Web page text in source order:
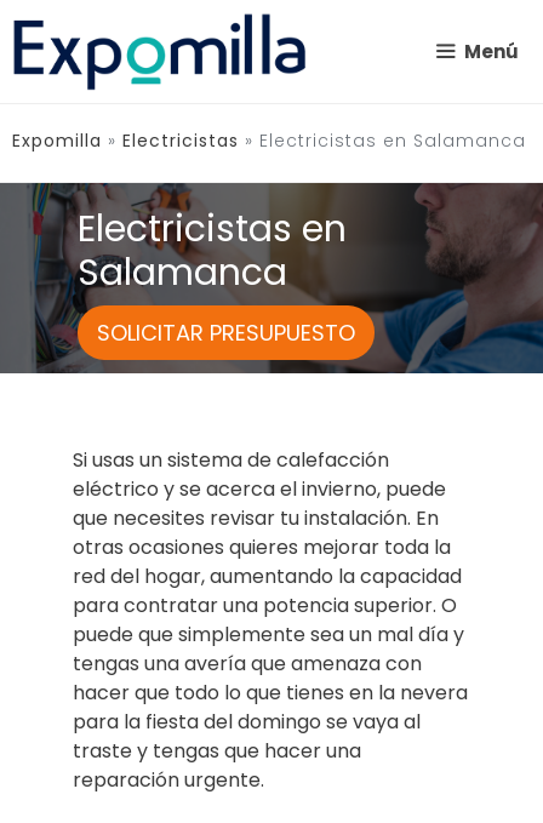
Saltar
contenido
Menú
Expomilla » Electricistas » Electricistas en Salamanca
Electricistas en
Salamanca
SOLICITAR PRESUPUESTO
Si usas un sistema de calefacción
eléctrico y se acerca el invierno, puede
que necesites revisar tu instalación. En
otras ocasiones quieres mejorar toda la
red del hogar, aumentando la capacidad
para contratar una potencia superior. O
puede que simplemente sea un mal día y
tengas una avería que amenaza con
hacer que todo lo que tienes en la nevera
para la fiesta del domingo se vaya al
traste y tengas que hacer una
reparación urgente.